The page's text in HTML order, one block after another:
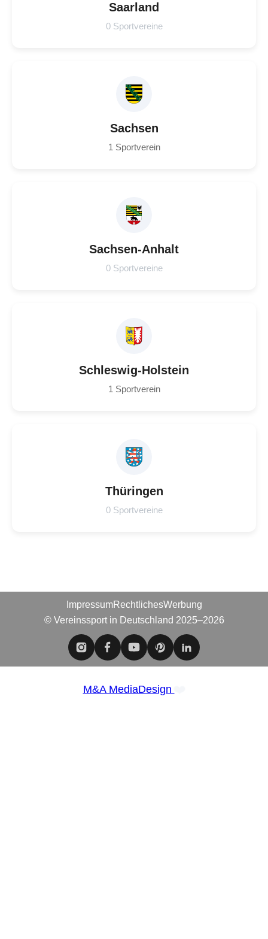
Saarland
0 Sportvereine
Sachsen
1 Sportverein
Sachsen-Anhalt
0 Sportvereine
Schleswig-Holstein
1 Sportverein
Thüringen
0 Sportvereine
ImpressumRechtlichesWerbung
© Vereinssport in Deutschland 2025–2026
M&A MediaDesign